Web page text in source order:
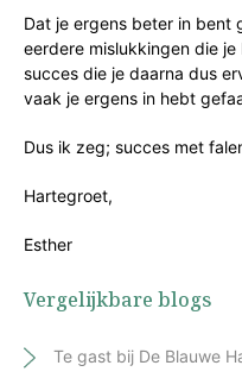
Dat je ergens beter in bent
eerdere mislukkingen die
succes die je daarna dus
vaak je ergens in hebt
Dus ik zeg; succes met
Hartegroet,
Esther
Vergelijkbare blogs
Te gast bij De Blauwe